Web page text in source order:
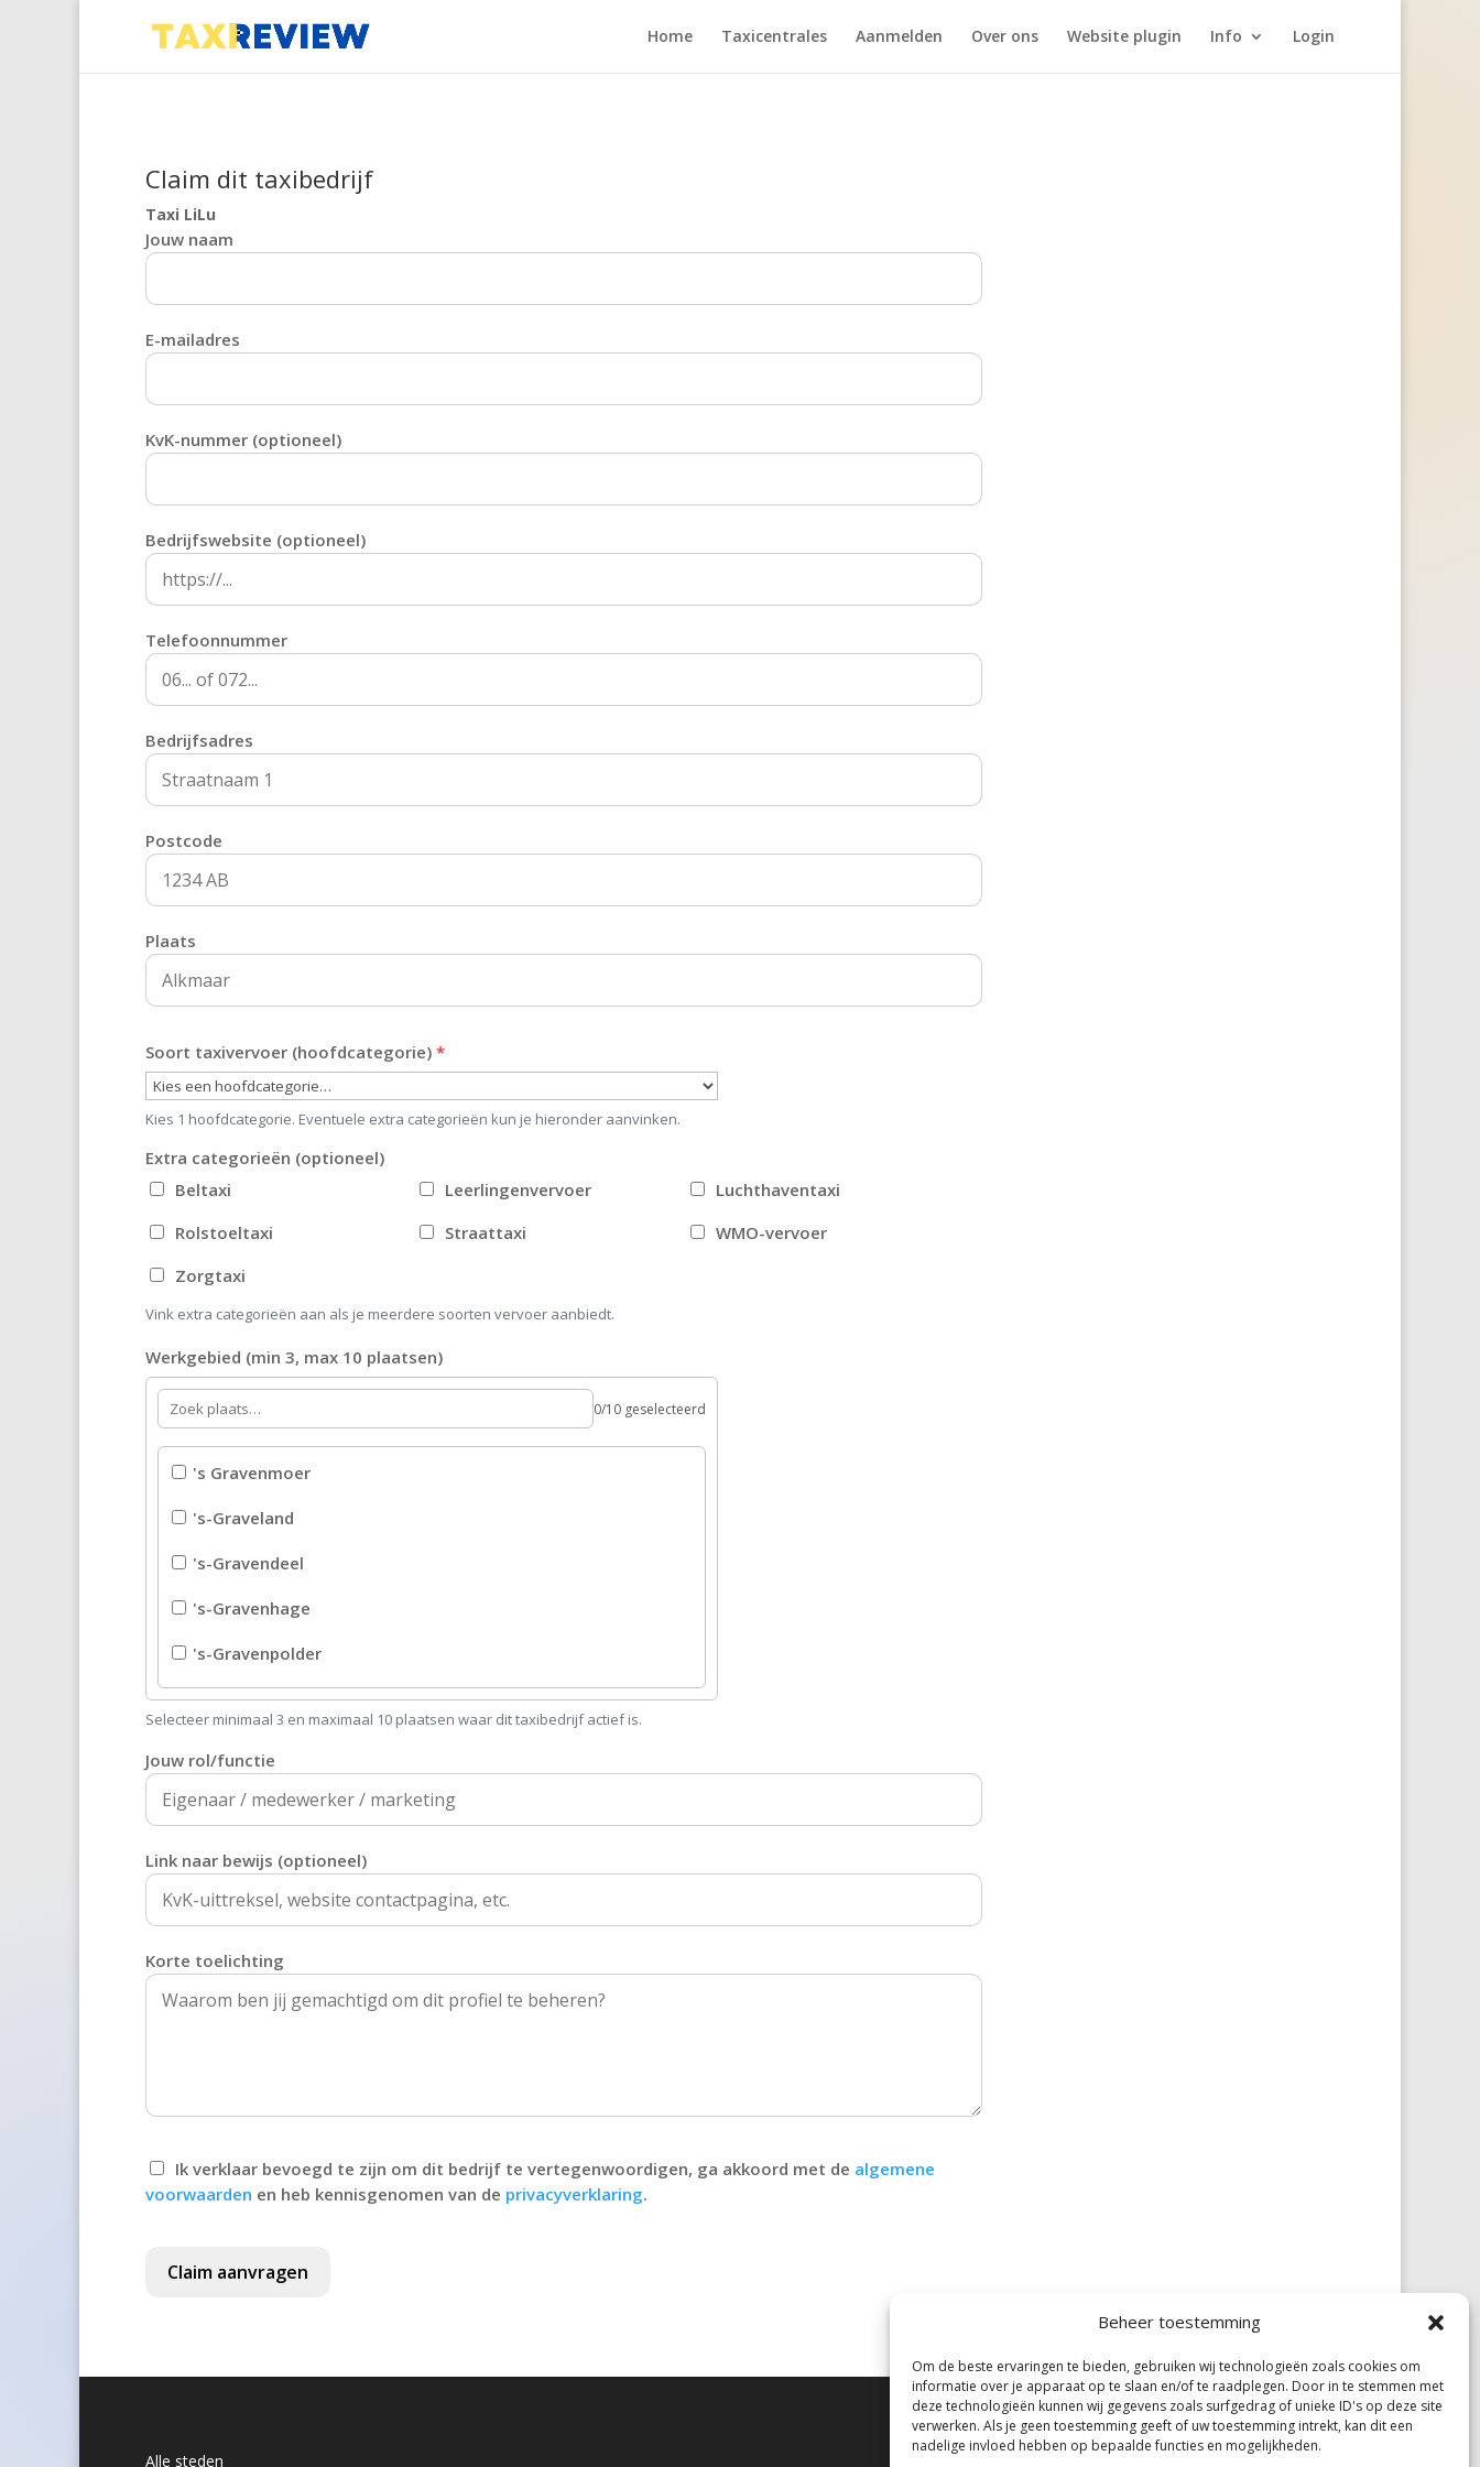
Beheer toestemming
Om de beste ervaringen te bieden, gebruiken wij technologieën zoals cookies om
informatie over je apparaat op te slaan en/of te raadplegen. Door in te stemmen met
deze technologieën kunnen wij gegevens zoals surfgedrag of unieke ID's op deze site
verwerken. Als je geen toestemming geeft of uw toestemming intrekt, kan dit een
nadelige invloed hebben op bepaalde functies en mogelijkheden.
Home Taxicentrales Aanmelden Over ons Website plugin Info Login
Claim dit taxibedrijf
Taxi LiLu
Jouw naam
E-mailadres
KvK-nummer (optioneel)
Bedrijfswebsite (optioneel)
Telefoonnummer
Bedrijfsadres
Postcode
Plaats
Soort taxivervoer (hoofdcategorie) *
Kies 1 hoofdcategorie. Eventuele extra categorieën kun je hieronder aanvinken.
Extra categorieën (optioneel)
Beltaxi
Leerlingenvervoer
Luchthaventaxi
Rolstoeltaxi
Straattaxi
WMO-vervoer
Zorgtaxi
Vink extra categorieën aan als je meerdere soorten vervoer aanbiedt.
Werkgebied (min 3, max 10 plaatsen)
0/10 geselecteerd
's Gravenmoer
's-Graveland
's-Gravendeel
's-Gravenhage
's-Gravenpolder
's-Gravenzande
's-Heer Arendskerke
's-Heerenberg
's-Heerenbroek
's-Heerenhoek
's-Hertogenbosch
't Loo Oldebroek
't Waar
't Zandt
Selecteer minimaal 3 en maximaal 10 plaatsen waar dit taxibedrijf actief is.
Jouw rol/functie
Link naar bewijs (optioneel)
Korte toelichting
Ik verklaar bevoegd te zijn om dit bedrijf te vertegenwoordigen, ga akkoord met de algemene
voorwaarden en heb kennisgenomen van de privacyverklaring.
Claim aanvragen
Alle steden